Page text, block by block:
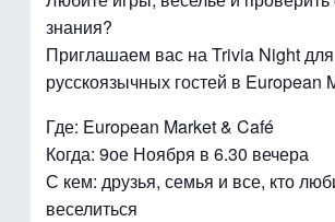
знания?
Приглашаем вас на Trivia Night для
русскоязычных гостей в European
Где: European Market & Café
Когда: 9ое Ноября в 6.30 вечера
С кем: друзья, семья и все, кто
веселиться